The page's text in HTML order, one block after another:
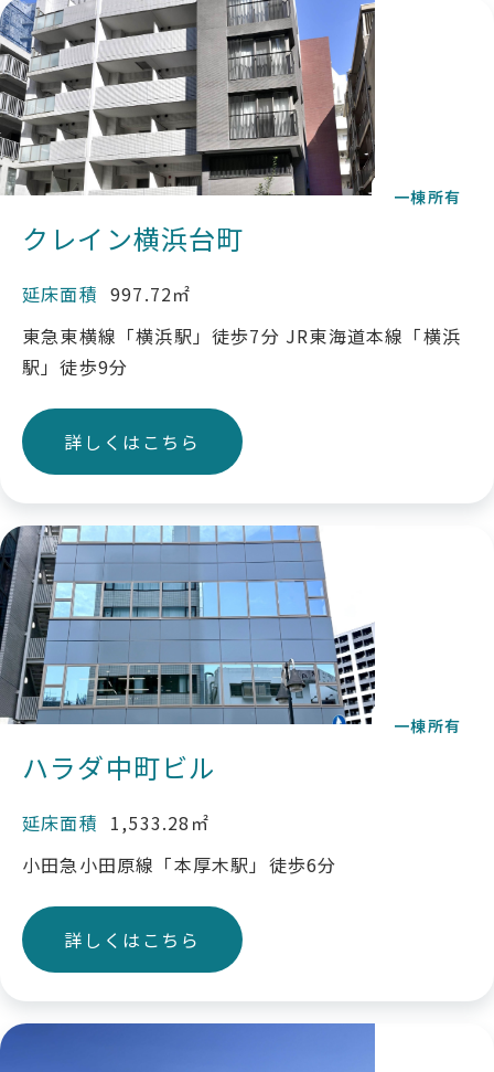
一棟所有
クレイン横浜台町
延床面積 997.72㎡
東急東横線「横浜駅」徒歩7分 JR東海道本線「横浜
駅」徒歩9分
詳しくはこちら
一棟所有
ハラダ中町ビル
延床面積 1,533.28㎡
小田急小田原線「本厚木駅」徒歩6分
詳しくはこちら